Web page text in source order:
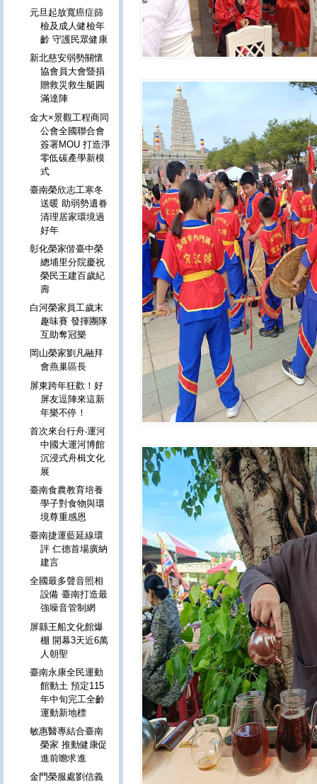
元旦起放寬癌症篩
檢及成人健檢年
齡 守護民眾健康
新北慈安弱勢關懷
協會員大會暨捐
贈救災救生艇圓
滿達陣
金大×景觀工程商同
公會全國聯合會
簽署MOU 打造淨
零低碳產學新模
式
臺南榮欣志工寒冬
送暖 助弱勢遺眷
清理居家環境過
好年
彰化榮家偕臺中榮
總埔里分院慶祝
榮民王建百歲紀
壽
白河榮家員工歲末
趣味賽 發揮團隊
互助奪冠樂
岡山榮家劉凡融拜
會燕巢區長
屏東跨年狂歡！好
屏友逗陣來這新
年樂不停！
首次來台行舟‧運河
中國大運河博館
沉浸式舟楫文化
展
臺南食農教育培養
學子對食物與環
境尊重感恩
臺南捷運藍延線環
評 仁德首場廣納
建言
全國最多聲音照相
設備 臺南打造最
強噪音管制網
屏縣王船文化館爆
棚 開幕3天近6萬
人朝聖
臺南永康全民運動
館動土 預定115
年中旬完工全齡
運動新地標
敏惠醫專結合臺南
榮家 推動健康促
進前瞻求進
金門榮服處劉信義